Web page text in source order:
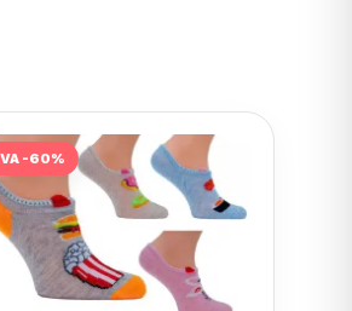
-60%